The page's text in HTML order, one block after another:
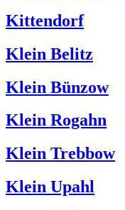
Kittendorf
Klein Belitz
Klein Bünzow
Klein Rogahn
Klein Trebbow
Klein Upahl